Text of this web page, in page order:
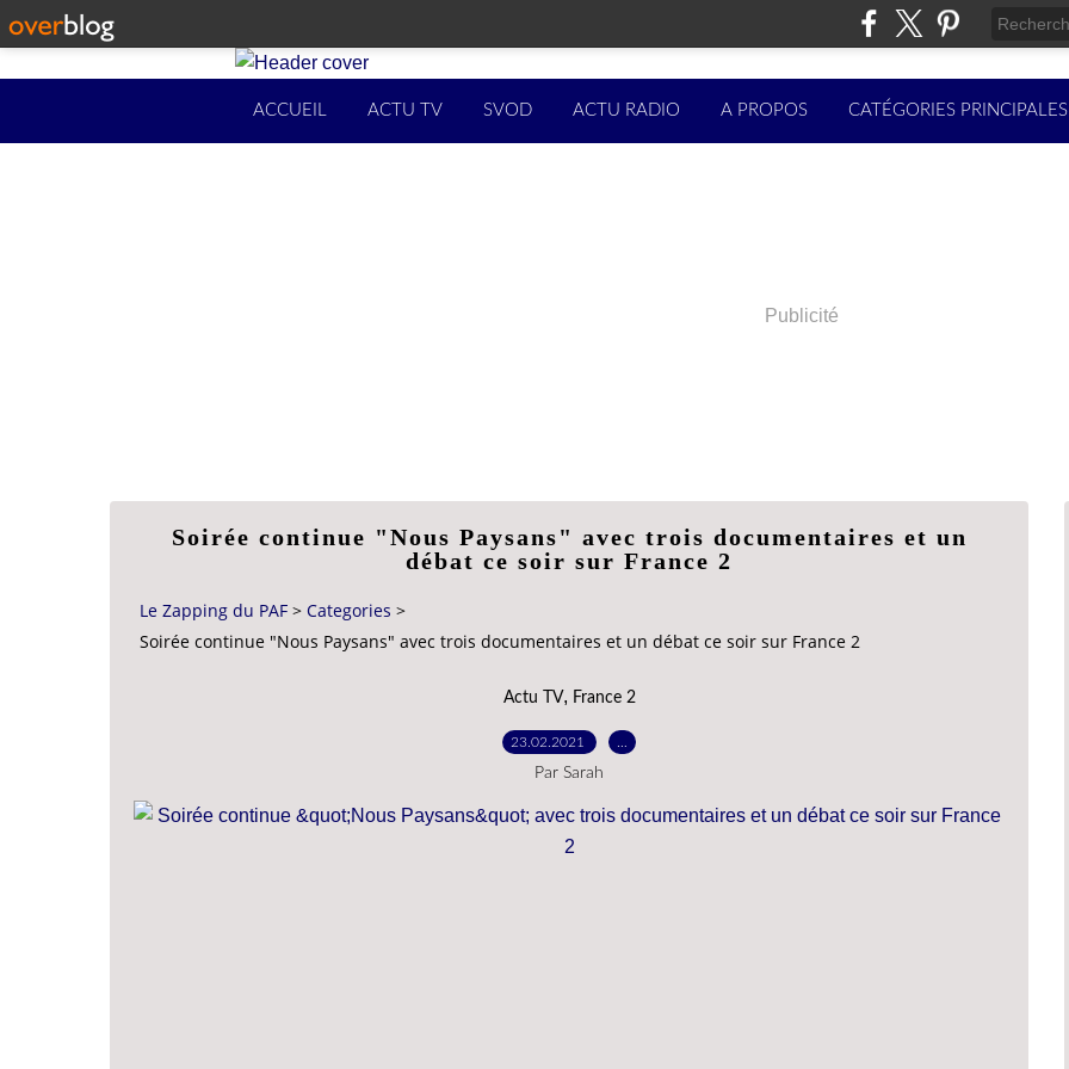
ACCUEIL ACTU TV SVOD ACTU RADIO A PROPOS CATÉGORIES PRINCIPALES
Publicité
Soirée continue "Nous Paysans" avec trois documentaires et un
débat ce soir sur France 2
Le Zapping du PAF > Categories >
Soirée continue "Nous Paysans" avec trois documentaires et un débat ce soir sur France 2
Actu TV, France 2
23.02.2021
Par Sarah